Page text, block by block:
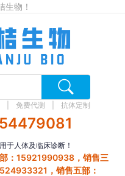
生物！
免费代测 抗体定制
于人体及临床诊断！
：15921990938，销售三
，销售五部：